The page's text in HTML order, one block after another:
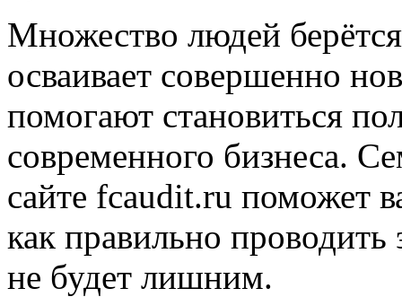
Множество людей
осваивает совершенно
помогают становиться
современного бизнеса.
сайте fcaudit.ru поможет
как правильно
не будет лишним.